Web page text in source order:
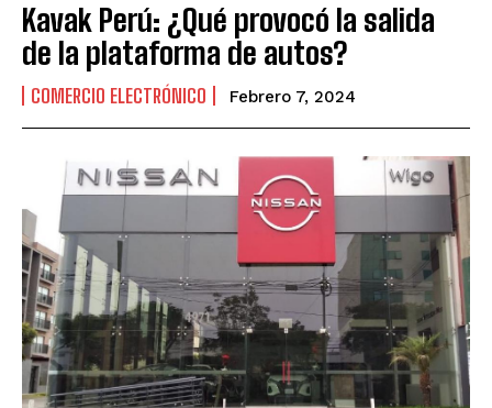
Kavak Perú: ¿Qué provocó la salida
de la plataforma de autos?
COMERCIO ELECTRÓNICO Febrero 7, 2024